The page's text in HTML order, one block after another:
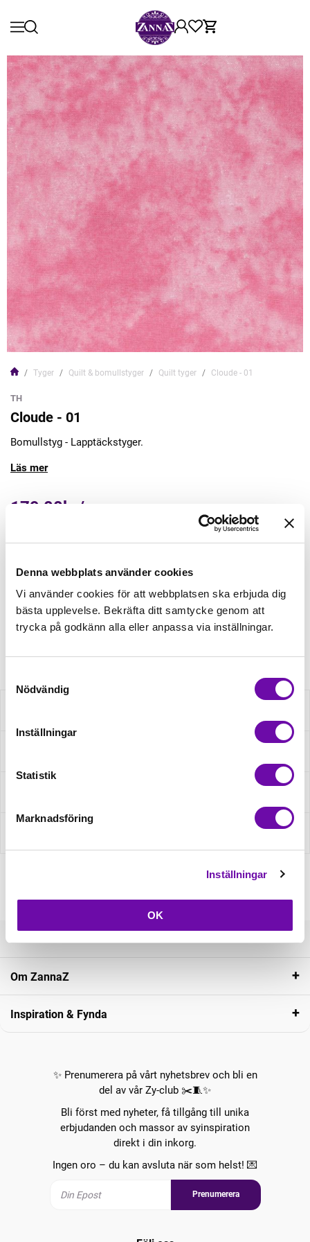
Denna webbplats använder cookies
Vi använder cookies för att webbplatsen ska erbjuda dig
bästa upplevelse. Bekräfta ditt samtycke genom att
trycka på godkänn alla eller anpassa via inställningar.
Nödvändig
Inställningar
Statistik
Marknadsföring
Inställningar
OK
Tyger Quilt & bomullstyger Quilt tyger Cloude - 01
TH
Cloude - 01
Bomullstyg - Lapptäckstyger.
Läs mer
179,00kr/m
Lägg till varukorgen
Finns i lager
Minsta beställning: 0.5 m
Kundservice
Om ZannaZ
Inspiration & Fynda
✨ Prenumerera på vårt nyhetsbrev och bli en
del av vår Zy-club ✂️🧵✨
Bli först med nyheter, få tillgång till unika
erbjudanden och massor av syinspiration
direkt i din inkorg.
Ingen oro – du kan avsluta när som helst! 💌
Prenumerera